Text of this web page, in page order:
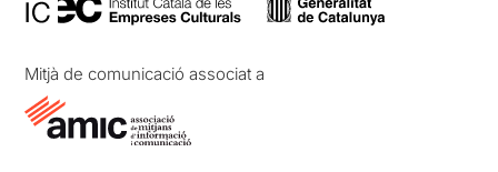
Mitjà de comunicació associat a